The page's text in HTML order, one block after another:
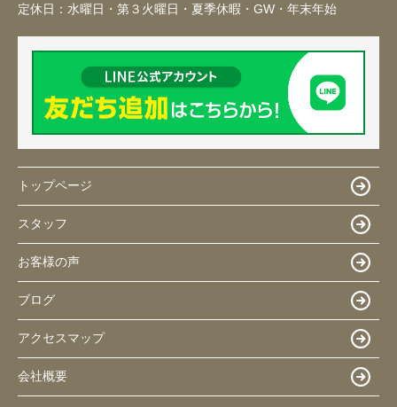
定休日： 水曜日・第３火曜日・夏季休暇・GW・年末年始
トップページ
スタッフ
お客様の声
ブログ
アクセスマップ
会社概要